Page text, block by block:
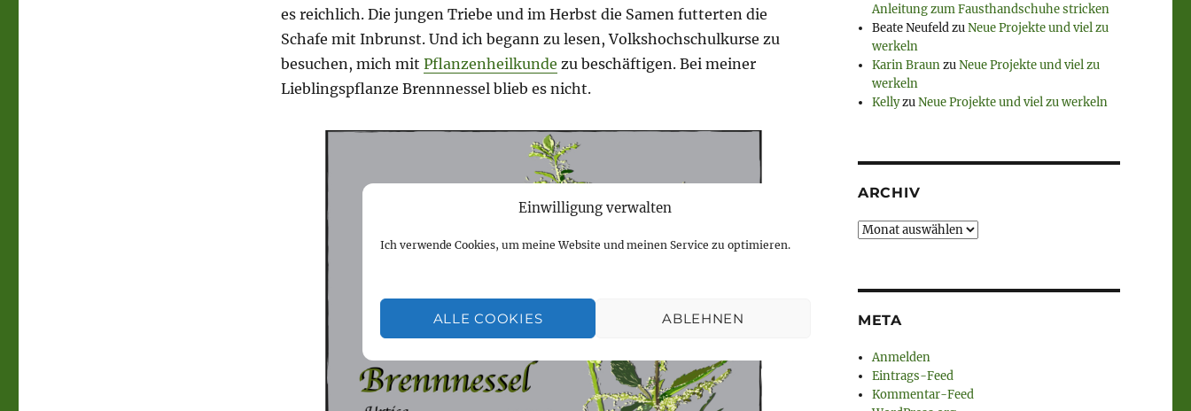
Einwilligung verwalten
Ich verwende Cookies, um meine Website und meinen Service zu optimieren.
ALLE COOKIES ABLEHNEN
es reichlich. Die jungen Triebe und im Herbst die Samen futterten die
Schafe mit Inbrunst. Und ich begann zu lesen, Volkshochschulkurse zu
besuchen, mich mit Pflanzenheilkunde zu beschäftigen. Bei meiner
Lieblingspflanze Brennnessel blieb es nicht.
Anleitung zum Fausthandschuhe stricken
Beate NeufeldzuNeue Projekte und viel zu
werkeln
Karin BraunzuNeue Projekte und viel zu
werkeln
KellyzuNeue Projekte und viel zu werkeln
ARCHIV
Archiv
META
Anmelden
Eintrags-Feed
Kommentar-Feed